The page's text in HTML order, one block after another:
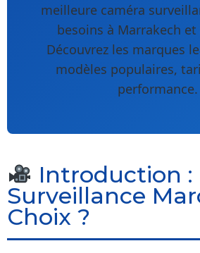
meilleure caméra
besoins à Marrakech et
Découvrez les marques
modèles populaires,
performance.
Introduction :
Surveillance
Choix ?